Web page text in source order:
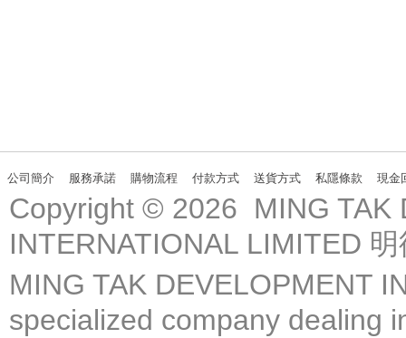
公司簡介 服務承諾 購物流程 付款方式 送貨方式 私隱條款 現金
Copyright © 2026 MING TAK
INTERNATIONAL LIMITED
MING TAK DEVELOPMENT
specialized company dealing